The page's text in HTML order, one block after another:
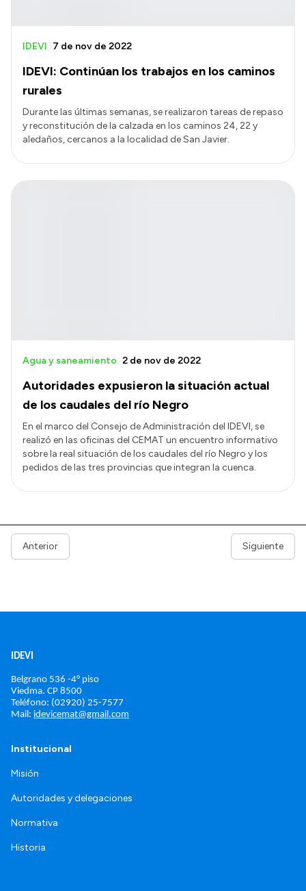
IDEVI: Continúan los trabajos en los caminos
rurales
IDEVI 7 de nov de 2022
Durante las últimas semanas, se realizaron tareas de repaso
y reconstitución de la calzada en los caminos 24, 22 y
aledaños, cercanos a la localidad de San Javier.
Autoridades expusieron la situación actual
de los caudales del río Negro
Agua y saneamiento 2 de nov de 2022
En el marco del Consejo de Administración del IDEVI, se
realizó en las oficinas del CEMAT un encuentro informativo
sobre la real situación de los caudales del río Negro y los
pedidos de las tres provincias que integran la cuenca.
Anterior Siguiente
IDEVI
Belgrano 536 -4° piso
Viedma. CP 8500
Teléfono: (02920) 25-7577
Mail: idevicemat@gmail.com
Institucional
Misión
Autoridades y delegaciones
Normativa
Historia